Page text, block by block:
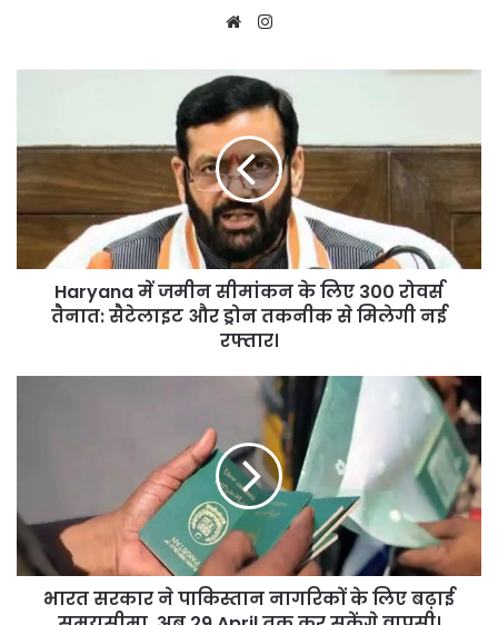
Website
सीमांकन
के
लिए
300
रोवर्स
तैनात:
सैटेलाइटHaryana में जमीन सीमांकन के लिए 300 रोवर्स
तैनात: सैटेलाइट और ड्रोन तकनीक से मिलेगी नई
रफ्तार।
लिए
बढ़ाई
समयसीमा,
भारत सरकार ने पाकिस्तान नागरिकों के लिए बढ़ाई